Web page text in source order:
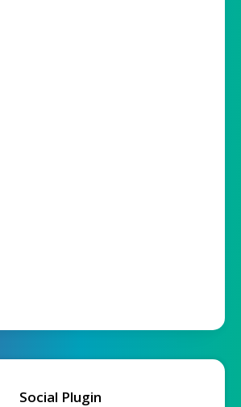
Social Plugin